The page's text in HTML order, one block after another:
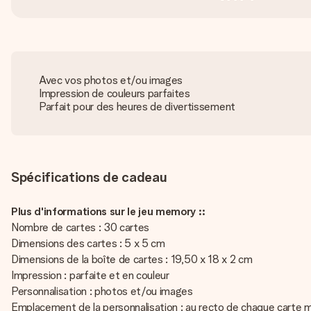
Avec vos photos et/ou images
Impression de couleurs parfaites
Parfait pour des heures de divertissement
Spécifications de cadeau
Plus d'informations sur le jeu memory ::
Nombre de cartes : 30 cartes
Dimensions des cartes : 5 x 5 cm
Dimensions de la boîte de cartes : 19,50 x 18 x 2 cm
Impression : parfaite et en couleur
Personnalisation : photos et/ou images
Emplacement de la personnalisation : au recto de chaque carte